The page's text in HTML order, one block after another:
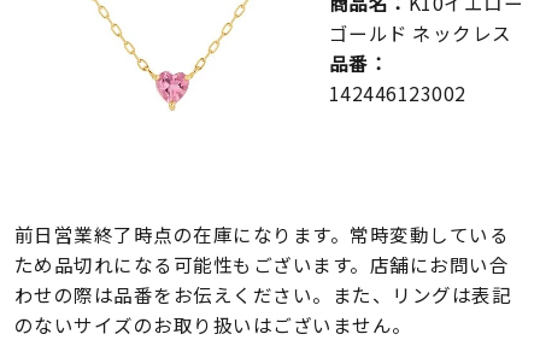
在庫ありのみ すべて表示
ゴールド ネックレス
品番：
142446123002
前日営業終了時点の在庫になります。常時変動している
ため品切れになる可能性もございます。店舗にお問い合
わせの際は品番をお伝えください。また、リングは表記
のないサイズのお取り扱いはございません。